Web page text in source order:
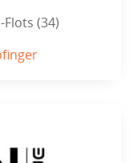
Flots (34)